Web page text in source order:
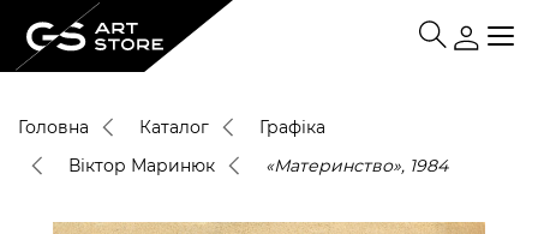
Головна Каталог
Графіка
Віктор Маринюк
«Материнство», 1984